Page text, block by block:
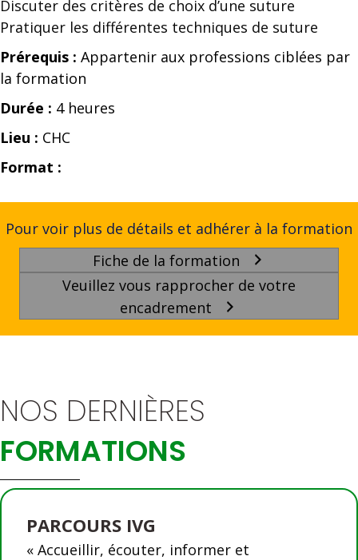
Discuter des critères de choix d’une suture
Pratiquer les différentes techniques de suture
Prérequis : Appartenir aux professions ciblées par
la formation
Durée : 4 heures
Lieu : CHC
Format :
Pour voir plus de détails et adhérer à la formation
Fiche de la formation
Veuillez vous rapprocher de votre
encadrement
NOS DERNIÈRES
FORMATIONS
PARCOURS IVG
« Accueillir, écouter, informer et